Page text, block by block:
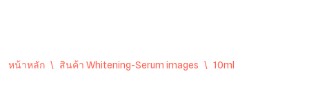
หน้าหลัก \ สินค้า Whitening-Serum images \ 10ml